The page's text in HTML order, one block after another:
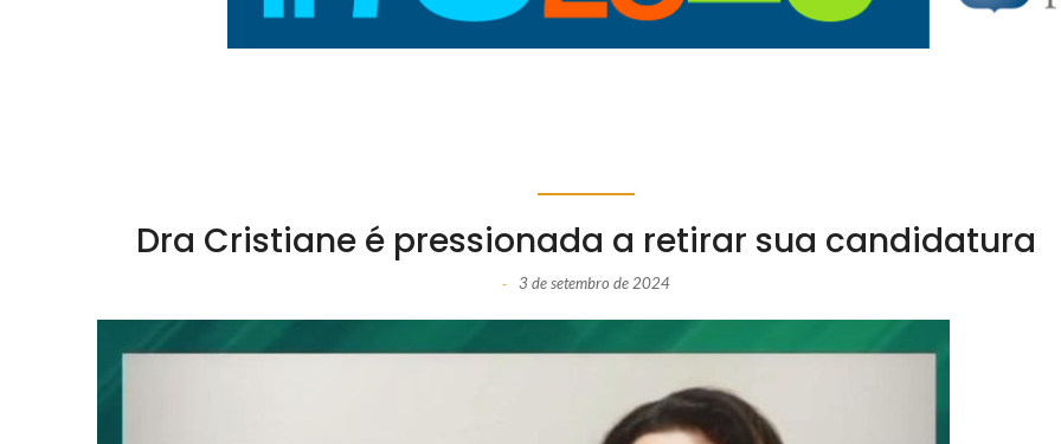
Dra Cristiane é pressionada a retirar sua candidatura
- 3 de setembro de 2024